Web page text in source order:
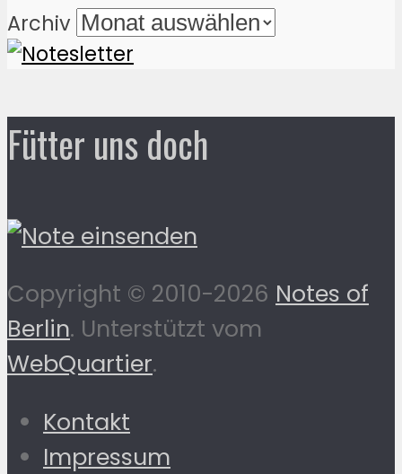
Archiv
Fütter uns doch
Copyright © 2010-2026 Notes of
Berlin. Unterstützt vom
WebQuartier.
Kontakt
Impressum